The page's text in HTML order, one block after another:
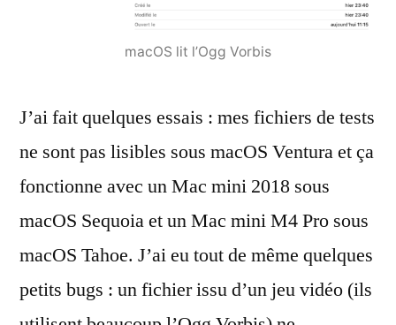
macOS lit l’Ogg Vorbis
J’ai fait quelques essais : mes fichiers de tests
ne sont pas lisibles sous macOS Ventura et ça
fonctionne avec un Mac mini 2018 sous
macOS Sequoia et un Mac mini M4 Pro sous
macOS Tahoe. J’ai eu tout de même quelques
petits bugs : un fichier issu d’un jeu vidéo (ils